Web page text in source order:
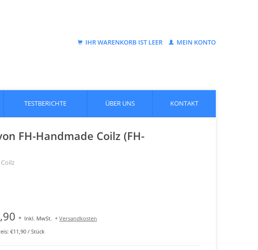
IHR WARENKORB IST LEER MEIN KONTO
TESTBERICHTE ÜBER UNS KONTAKT
FH-Handmade Coilz (FH-
* Inkl. MwSt. +Versandkosten
€11,90 / Stück